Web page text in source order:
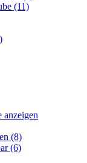
(11)
(8)
(6)